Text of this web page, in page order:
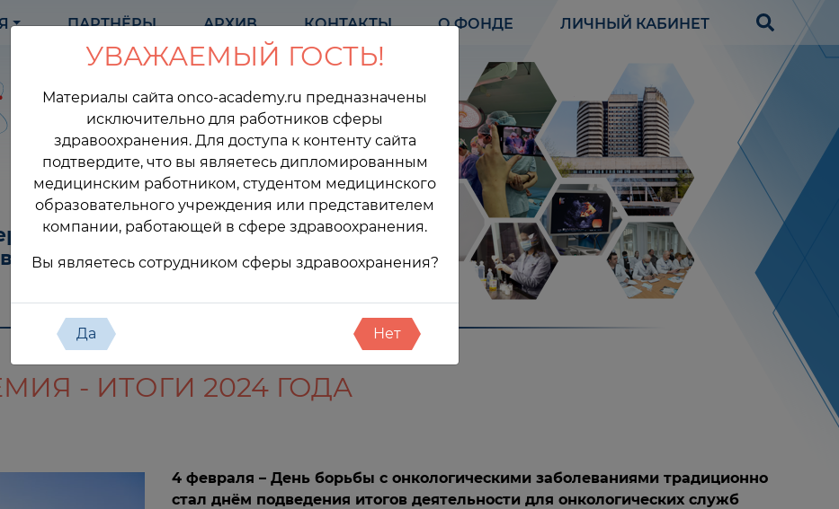
УВАЖАЕМЫЙ ГОСТЬ!
Материалы сайта onco-academy.ru предназначены
исключительно для работников сферы
здравоохранения. Для доступа к контенту сайта
подтвердите, что вы являетесь дипломированным
медицинским работником, студентом медицинского
образовательного учреждения или представителем
компании, работающей в сфере здравоохранения.
Вы являетесь сотрудником сферы здравоохранения?
Да Нет
ПАРТНЁРЫ АРХИВ КОНТАКТЫ О ФОНДЕ ЛИЧНЫЙ КАБИНЕТ
- ИТОГИ 2024 ГОДА
4 февраля – День борьбы с онкологическими заболеваниями традиционно
стал днём подведения итогов деятельности для онкологических служб